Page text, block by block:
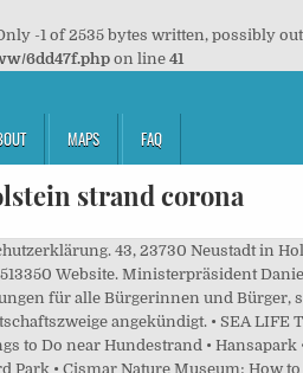
-1 of 2535 bytes written, possibly out
6dd47f.php on line 41
MAPS FAQ
strand corona
haben oder Dinge, die Sie bewegen unbeantwortet bleiben, wenden Sie sich gerne über die folgende … Consider a stay at Seehotel Eichenhain, our travelers' top-rated hotel in Neustadt in Holstein.Browse customer reviews of over 350,000 hotels and other accommodations worldwide. Rome2rio is a door-to-door travel information and booking engine, helping you get to and from any location in the world. ... gute Lage Sauna mit Meerblick sicheres Corona Konzept W W … A verified traveler stayed at 76m² apartment for 4 people in a great location with sea views. Die Marine in Neustadt 26.) Das Robert Koch-Institut hat ermittelt, dass der 7-Tages-Inzidenzwert liegt in Ostholstein bei aktuell 31,4 liegt.. Grund zur Freude hat die neu formierte Damen-50-Mannschaft der Tennis-Spiel 02.01.2021 Schönwalde. $22. Enjoy free cancellation on most hotels. 23730 Neustadt in Holstein. Hinweis: Wir halten uns an die vom Robert-Koch-Institut (RKI) veröffentlichten offiziellen Zahlen. Als Geschäftszentrum weist Neustadt in Holstein … Strandkind - Dein Ostseehotel, Neustadt in Holstein: See 23 traveller reviews, 79 user photos and best deals for Strandkind - Dein Ostseehotel, ranked #1 of 2 Neustadt in Holstein … It … bekanntgegeben. Adress. Impressum. Von den guten A … Corona-Infektionen in Ostholstein Aktuell gibt es in Ostholstein 162 positive Corona-Fälle. Der Kreis Ostholstein bietet auf seiner Internetseite aktuell eine umfassende und aktuelle Informationen zum Coronavirus (COVID-19) - Verhaltensempfehlungen, Pressemitteilungen, Bürgertelefon, Erlasse und Anordnungen -und vieles mehr. Stay at this family-friendly apartment in Neustadt in Holstein. Mit Corona-in-Zahlen.de haben Sie die wichtigsten Fakten auf einen Blick. Bei…. Schleswig-Holstein. Zu volle Strände in Schleswig-Holstein sind in Corona-Zeiten nicht nur nervig, sondern potenziell auch gefährlich. Neustadt in Holstein to Rostock Bus Options. All photos (21) All photos (21) Ratings and reviews. Rostock. Schön ist auch die nähe zum Strand und zur Promenade." Gegen…, Wenn es darum geht, die ökonomische Situation spezifischer Länder zu bestimmen, dann ist insbesondere der Foreign Exchange Kurs der im jeweiligen Land verwendeten Währung ein äußerst aussagekräftiger Indikator: Denn dieser bestimmt, mit welchem Wechselkurs diese in…, Hutzfeld. In World War II, subcamp Number 1049 Neustadt in Holstein/Schleswig-Holstein was part of the Neuengamme concentration camp. 22.) Zudem hat das Wirtschaftsministerium angepasste FAQs für den Tourismus veröffentlicht, unter anderem mit Antworten auf Fragen zum Thema Lockerungen beim Dauercamping. About See All. Strandkind - Dein Ostseehotel, Neustadt in Holstein Picture: photo8.jpg - Check out Tripadvisor members' 874 candid photos and videos. Bus Haffkrug to Rostock 2 hours 30 minutes. Coronavirus (COVID-19): We have summarized the most important information for you. Büsum: Sicherheitsdienst wegen Corona verstärkt Im Nordseebad Büsum (Schleswig-Holstein) ist mehr als der doppelte Abstand Pflicht. Gemeinsam mit Kommunen, Kassenärztlicher Vereinigung (KVSH), Bundeswehr, Technischem Hilfswerk (THW) und anderen Hilfsorganisationen richtet das Land derzeit Corona-Impfzentren in ganz Schleswig-Holstein ein.in ganz Schleswig-Holstein ein. Enjoy free WiFi, an indoor pool, and 2 restaurants. The sinking of several ships, including SS Cap Arcona, occurred to the south, in the bay, in the closing hours of WWII. Local Business in Neustadt in Holstein. 2h 18min. Opens Tomorrow. Timmendorfer Strand: Ostsee-Touristin mit Corona infiziert, Hotel-Mitarbeiter unter Quarantäne Sie wird jetzt im Universitätsklinikum in Lübeck behandelt. Feriendorf Sudstrand Haus 03 - Feriendorf Sudstrand Haus 03 offers accommodation for 4 guests in Pelzerhaken and provides them with complimentary parking and a safe deposit box. 2,672 people follow this. The island of Fehmarn is the third largest island of Germany. Von den seit Beginn der Pandemie erfassten 379 positiv getesteten Personen sind bisher 217 wieder genesen. Das Land Schleswig-Holstein hat zur Beantwortung aller Fragen rund um die Regelungen zu „Reisen und Corona in Schleswig-Holstein“ ein Corona-Postfach eingerichtet. Pelzerhakener Str. Strandkind - Dein Ostseehotel Hotel Neustadt in Holstein; Policies Guests can rest easy knowing there's a fire extinguisher, a smoke detector, a security system, and a first aid kit on site. März 2020 eine Allgemeinverfügung für Reiserückkehrer aus